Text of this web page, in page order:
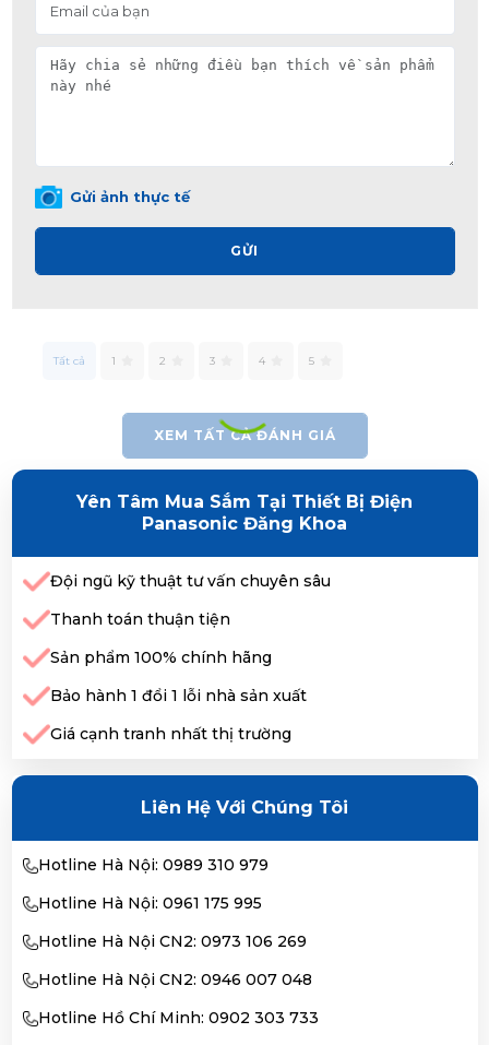
Gửi ảnh thực tế
GỬI
Tất cả 1 2 3 4 5
XEM TẤT CẢ ĐÁNH GIÁ
Yên Tâm Mua Sắm Tại Thiết Bị Điện
Panasonic Đăng Khoa
Đội ngũ kỹ thuật tư vấn chuyên sâu
Thanh toán thuận tiện
Sản phẩm 100% chính hãng
Bảo hành 1 đổi 1 lỗi nhà sản xuất
Giá cạnh tranh nhất thị trường
Liên Hệ Với Chúng Tôi
Hotline Hà Nội: 0989 310 979
Hotline Hà Nội: 0961 175 995
Hotline Hà Nội CN2: 0973 106 269
Hotline Hà Nội CN2: 0946 007 048
Hotline Hồ Chí Minh: 0902 303 733